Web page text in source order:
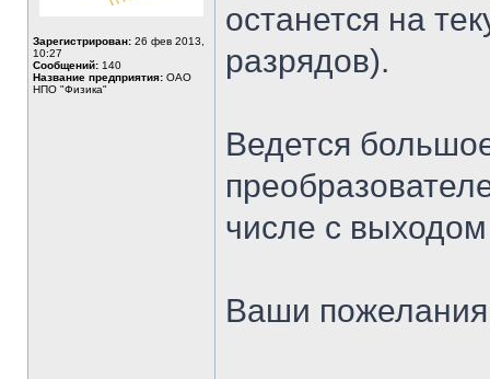
Зарегистрирован: 26 фев 2013,
10:27
Сообщений: 140
Название предприятия: ОАО
НПО "Физика"
останется на
разрядов).
Ведется
числе с
Ваши